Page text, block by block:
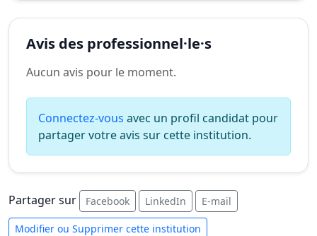
Avis des professionnel·le·s
Aucun avis pour le moment.
Connectez-vous avec un profil candidat pour
partager votre avis sur cette institution.
Partager sur Facebook LinkedIn E-mail
Modifier ou Supprimer cette institution